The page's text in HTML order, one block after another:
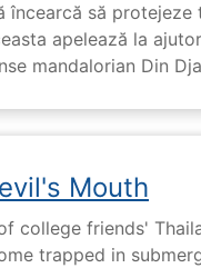
încearcă să
apelează la
mandalorian Din
Mouth
college friends'
trapped in